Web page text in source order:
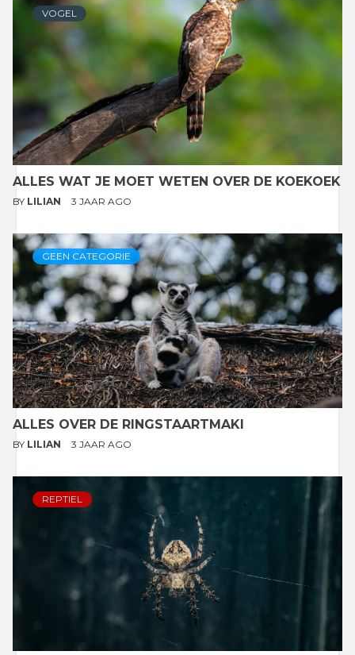
VOGEL
ALLES WAT JE MOET WETEN OVER DE KOEKOEK
BY LILIAN 3 JAAR AGO
GEEN CATEGORIE
ALLES OVER DE RINGSTAARTMAKI
BY LILIAN 3 JAAR AGO
REPTIEL